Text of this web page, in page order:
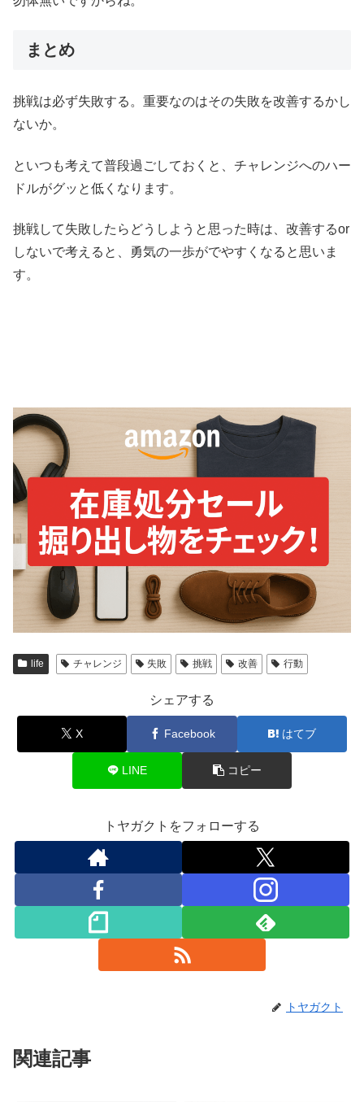
まとめ
挑戦は必ず失敗する。重要なのはその失敗を改善するかし
ないか。
といつも考えて普段過ごしておくと、チャレンジへのハー
ドルがグッと低くなります。
挑戦して失敗したらどうしようと思った時は、改善するor
しないで考えると、勇気の一歩がでやすくなると思いま
す。
life チャレンジ 失敗 挑戦 改善 行動
シェアする
X Facebook はてブ
LINE コピー
トヤガクトをフォローする
トヤガクト
関連記事